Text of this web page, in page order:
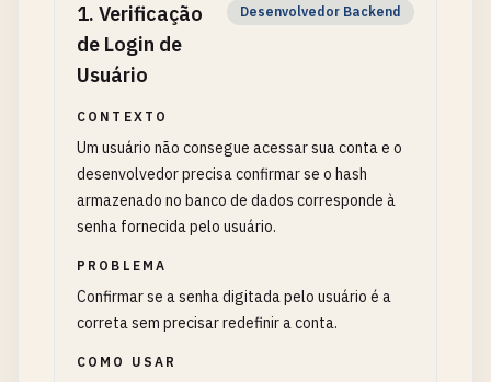
1. Verificação
de Login de
Usuário
Desenvolvedor Backend
CONTEXTO
Um usuário não consegue acessar sua conta e o
desenvolvedor precisa confirmar se o hash
armazenado no banco de dados corresponde à
senha fornecida pelo usuário.
PROBLEMA
Confirmar se a senha digitada pelo usuário é a
correta sem precisar redefinir a conta.
COMO USAR